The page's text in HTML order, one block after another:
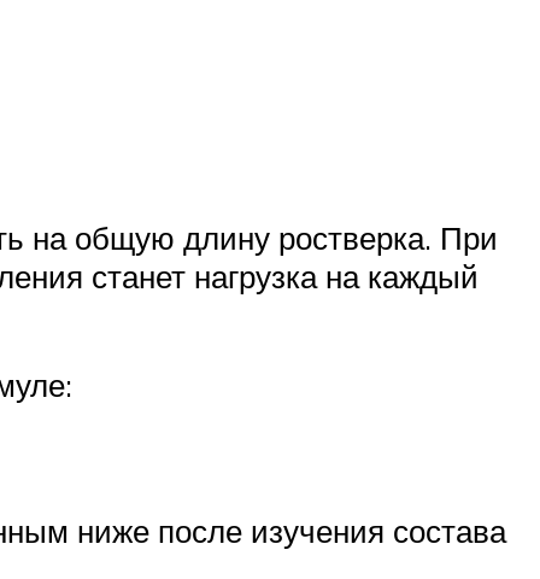
на общую длину ростверка. При
станет нагрузка на каждый
ниже после изучения состава